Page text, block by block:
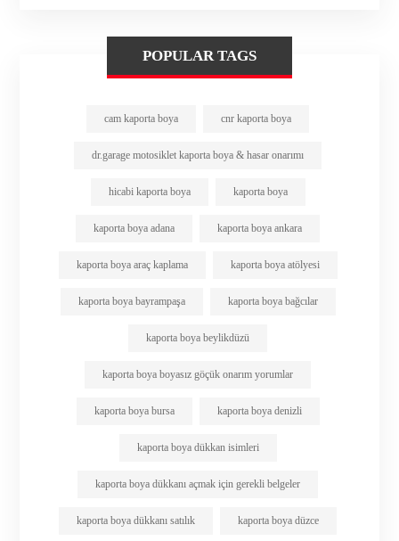
POPULAR TAGS
cam kaporta boya cnr kaporta boya
dr.garage motosiklet kaporta boya & hasar onarımı
hicabi kaporta boya kaporta boya
kaporta boya adana kaporta boya ankara
kaporta boya araç kaplama kaporta boya atölyesi
kaporta boya bayrampaşa kaporta boya bağcılar
kaporta boya beylikdüzü
kaporta boya boyasız göçük onarım yorumlar
kaporta boya bursa kaporta boya denizli
kaporta boya dükkan isimleri
kaporta boya dükkanı açmak için gerekli belgeler
kaporta boya dükkanı satılık kaporta boya düzce